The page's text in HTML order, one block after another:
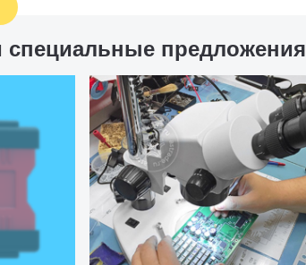
специальные предложения